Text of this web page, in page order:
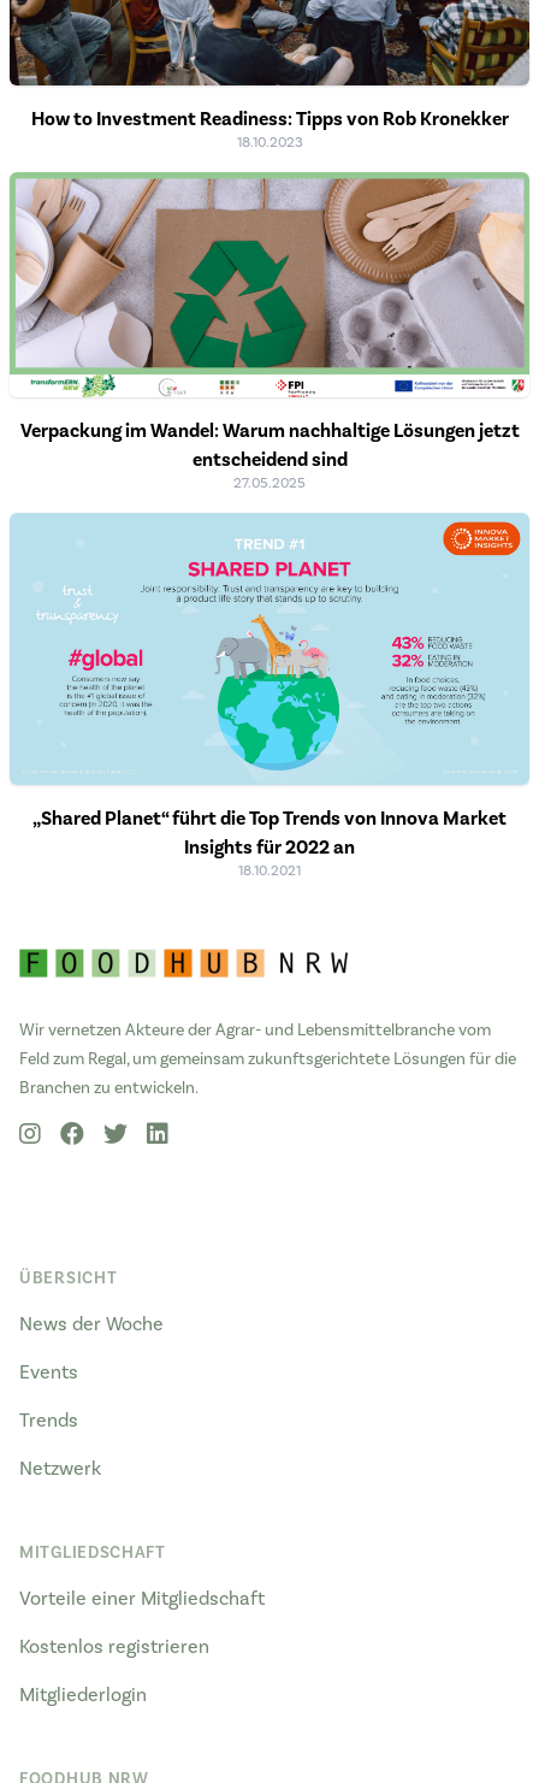
How to Investment Readiness: Tipps von Rob Kronekker
18.10.2023
Verpackung im Wandel: Warum nachhaltige Lösungen jetzt
entscheidend sind
27.05.2025
„Shared Planet“ führt die Top Trends von Innova Market
Insights für 2022 an
18.10.2021
Wir vernetzen Akteure der Agrar- und Lebensmittelbranche vom
Feld zum Regal, um gemeinsam zukunftsgerichtete Lösungen für die
Branchen zu entwickeln.
ÜBERSICHT
News der Woche
Events
Trends
Netzwerk
MITGLIEDSCHAFT
Vorteile einer Mitgliedschaft
Kostenlos registrieren
Mitgliederlogin